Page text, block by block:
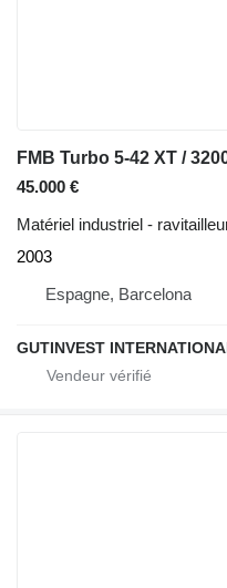
FMB Turbo 5-42 XT /
45.000 €
Matériel industriel -
2003
Espagne, Barcelona
GUTINVEST